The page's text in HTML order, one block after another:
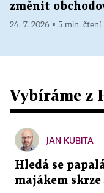
změnit
24. 7. 2026 ▪ 5 min. čtení
Vybíráme z
JAN KUBITA
Hledá se
majákem